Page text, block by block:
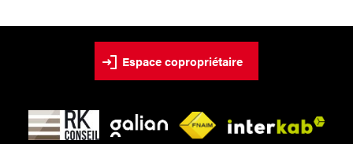
Espace copropriétaire